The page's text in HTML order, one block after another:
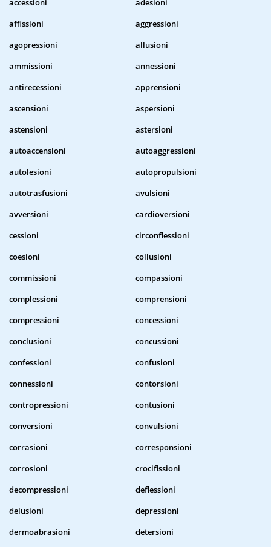
accessioni
adesioni
affissioni
aggressioni
agopressioni
allusioni
ammissioni
annessioni
antirecessioni
apprensioni
ascensioni
aspersioni
astensioni
astersioni
autoaccensioni
autoaggressioni
autolesioni
autopropulsioni
autotrasfusioni
avulsioni
avversioni
cardioversioni
cessioni
circonflessioni
coesioni
collusioni
commissioni
compassioni
complessioni
comprensioni
compressioni
concessioni
conclusioni
concussioni
confessioni
confusioni
connessioni
contorsioni
contropressioni
contusioni
conversioni
convulsioni
corrasioni
corresponsioni
corrosioni
crocifissioni
decompressioni
deflessioni
delusioni
depressioni
dermoabrasioni
detersioni